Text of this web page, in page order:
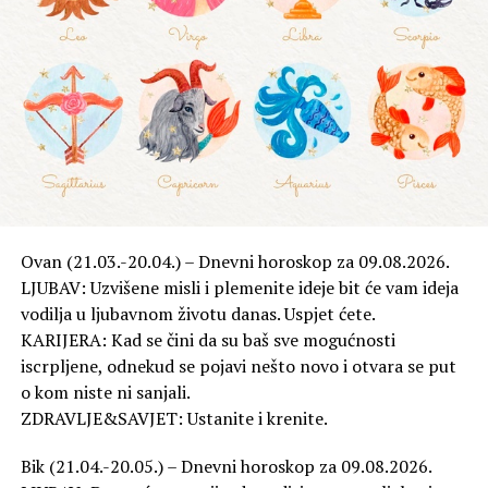
sitnica. Vaš odnos će se poboljšati s vremenom. Treba
KARIJERA: Jedva ćete čekati kraj radnog vremena i
slobodne sate jer jednostavno niste u stanju raditi sa
zadovoljstvom.
ZDRAVLJE&SAVJET: Sjetite se svojih hobija.
LJUBAV: Bit ćete potpuno okrenuti prema partneru, ali
će vam on (ona) stalno donositi izazove koji u vama bude
nemir.
KARIJERA: U poslovnim pregovorima i na sastancima
oslonit ćete se na svoju kreativnost i tako naći zajednički
jezik s drugima.
ZDRAVLJE&SAVJET: Razmislite o svojoj prehrani.
Jarac (22.12.-20.01.) – Dnevni horoskop za 06.04.2026.
Ovan (21.03.-20.04.) – Dnevni horoskop za 09.08.2026.
LJUBAV: Uzvišene misli i plemenite ideje bit će vam ideja
vodilja u ljubavnom životu danas. Uspjet ćete.
KARIJERA: Kad se čini da su baš sve mogućnosti
iscrpljene, odnekud se pojavi nešto novo i otvara se put
o kom niste ni sanjali.
ZDRAVLJE&SAVJET: Ustanite i krenite.
Bik (21.04.-20.05.) – Dnevni horoskop za 09.08.2026.